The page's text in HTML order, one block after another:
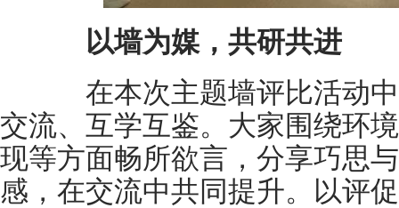
以墙为媒，共研共进
在本次主题墙评比活动中
交流、互学互鉴。大家围绕环
现等方面畅所欲言，分享巧思
感，在交流中共同提升。以评